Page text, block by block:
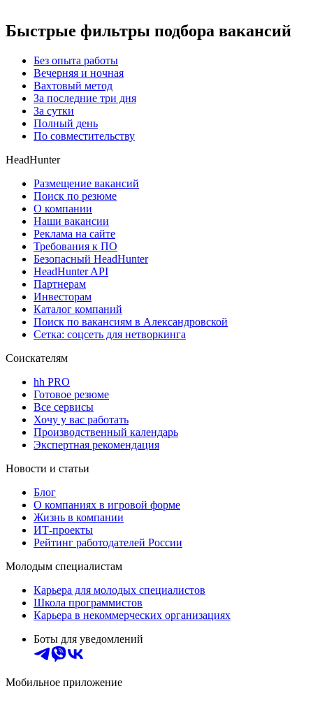
Быстрые фильтры подбора вакансий
Без опыта работы
Вечерняя и ночная
Вахтовый метод
За последние три дня
За сутки
Полный день
По совместительству
HeadHunter
Размещение вакансий
Поиск по резюме
О компании
Наши вакансии
Реклама на сайте
Требования к ПО
Безопасный HeadHunter
HeadHunter API
Партнерам
Инвесторам
Каталог компаний
Поиск по вакансиям в Александровской
Сетка: соцсеть для нетворкинга
Соискателям
hh PRO
Готовое резюме
Все сервисы
Хочу у вас работать
Производственный календарь
Экспертная рекомендация
Новости и статьи
Блог
О компаниях в игровой форме
Жизнь в компании
ИТ-проекты
Рейтинг работодателей России
Молодым специалистам
Карьера для молодых специалистов
Школа программистов
Карьера в некоммерческих организациях
Боты для уведомлений
Мобильное приложение